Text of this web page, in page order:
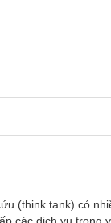
(think tank) có
các dịch vụ trọng